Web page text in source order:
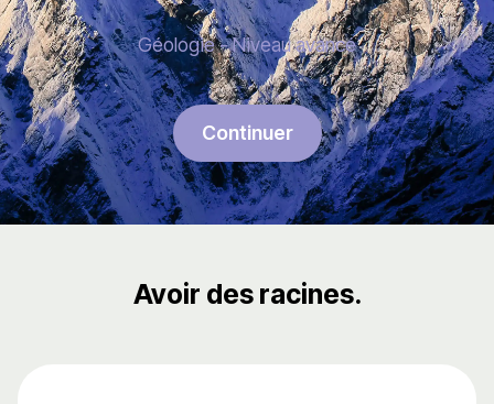
Géologie - Niveau avancé
Continuer
Avoir des racines.